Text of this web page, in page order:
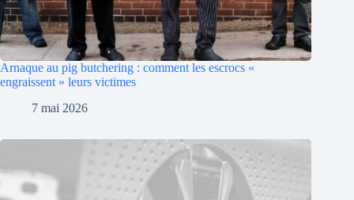
Arnaque au pig butchering : comment les escrocs «
engraissent » leurs victimes
7 mai 2026